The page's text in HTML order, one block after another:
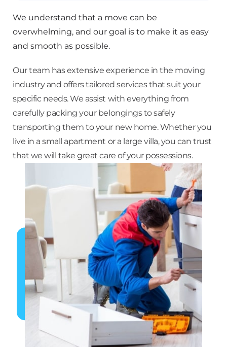
till ditt nya hem, oavsett om det är inom
Stockholm eller till en annan stad.
Våra starka och erfarna medarbetare ser till
att även tunga och otympliga föremål flyttas
säkert. Vi tar hand om både småsaker och
kassaskåp.
We understand that a move can be
overwhelming, and our goal is to make it as easy
and smooth as possible.
Our team has extensive experience in the moving
industry and offers tailored services that suit your
specific needs. We assist with everything from
carefully packing your belongings to safely
transporting them to your new home. Whether you
live in a small apartment or a large villa, you can trust
that we will take great care of your possessions.